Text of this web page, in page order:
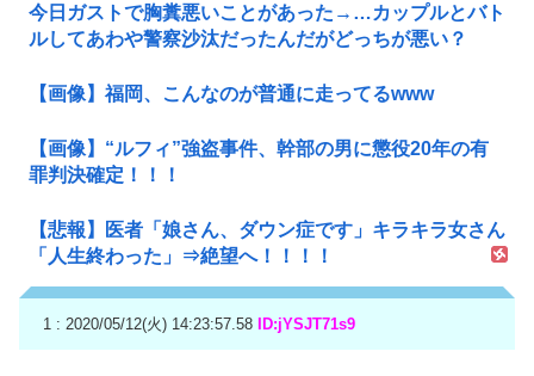
今日ガストで胸糞悪いことがあった→…カップルとバト
ルしてあわや警察沙汰だったんだがどっちが悪い？
【画像】福岡、こんなのが普通に走ってるwww
【画像】“ルフィ”強盗事件、幹部の男に懲役20年の有
罪判決確定！！！
【悲報】医者「娘さん、ダウン症です」キラキラ女さん
「人生終わった」⇒絶望へ！！！！
1 : 2020/05/12(火) 14:23:57.58 ID:jYSJT71s9